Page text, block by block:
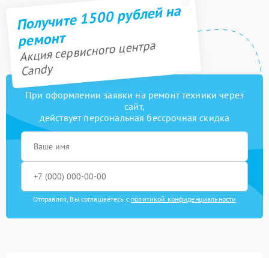
Получите 1500 рублей на
ремонт
Акция сервисного центра
Candy
При оформлении заявки на ремонт техники через
сайт,
действует персональная бессрочная скидка
Отправляя, Вы соглашаетесь с политикой конфиденциальности